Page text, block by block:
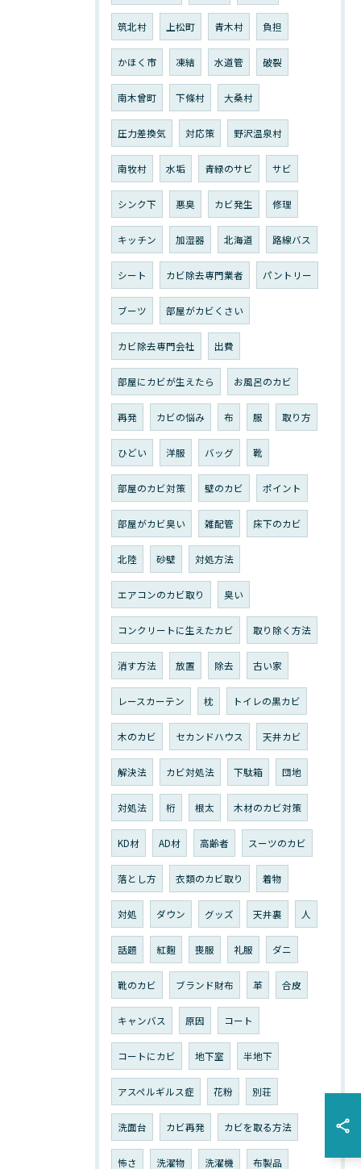
筑北村 上松町 青木村 負担
かほく市 凍結 水道管 破裂
南木曾町 下條村 大桑村
圧力差換気 対応策 野沢温泉村
南牧村 水垢 青緑のサビ サビ
シンク下 悪臭 カビ発生 修理
キッチン 加湿器 北海道 路線バス
シート カビ除去専門業者 パントリー
ブーツ 部屋がカビくさい
カビ除去専門会社 出費
部屋にカビが生えたら お風呂のカビ
再発 カビの悩み 布 服 取り方
ひどい 洋服 バッグ 靴
部屋のカビ対策 壁のカビ ポイント
部屋がカビ臭い 雑配管 床下のカビ
北陸 砂壁 対処方法
エアコンのカビ取り 臭い
コンクリートに生えたカビ 取り除く方法
消す方法 放置 除去 古い家
レースカーテン 枕 トイレの黒カビ
木のカビ セカンドハウス 天井カビ
解決法 カビ対処法 下駄箱 団地
対処法 桁 根太 木材のカビ対策
KD材 AD材 高齢者 スーツのカビ
落とし方 衣類のカビ取り 着物
対処 ダウン グッズ 天井裏 人
話題 紅麴 喪服 礼服 ダニ
靴のカビ ブランド財布 革 合皮
キャンバス 原因 コート
コートにカビ 地下室 半地下
アスペルギルス症 花粉 別荘
洗面台 カビ再発 カビを取る方法
怖さ 洗濯物 洗濯機 布製品